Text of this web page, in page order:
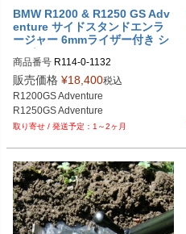
BMW R1200 & R1250 GS Adv
enture サイドスタンドエンラ
ージャー 6mmライザー付き シ
ルバー AltRider
商品番号 R114-0-1132
alt_R114-0-1132
販売価格 ¥18,400税込
R1200GS Adventure
R1250GS Adventure
1～2ヶ月